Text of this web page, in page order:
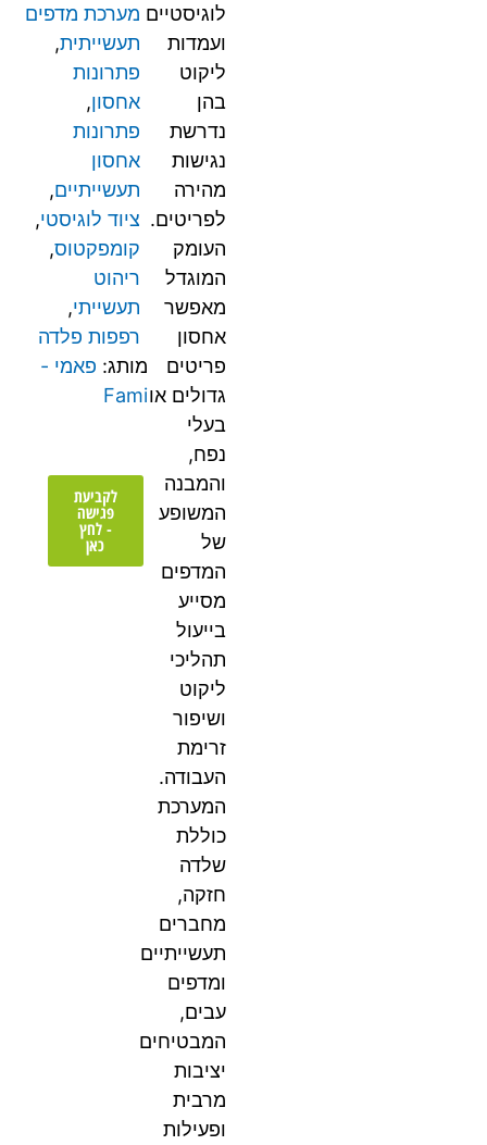
לוגיסטיים
ועמדות
ליקוט
בהן
נדרשת
נגישות
מהירה
לפריטים.
העומק
המוגדל
מאפשר
אחסון
פריטים
גדולים או
בעלי
נפח,
והמבנה
המשופע
של
המדפים
מסייע
בייעול
תהליכי
ליקוט
ושיפור
זרימת
העבודה.
המערכת
כוללת
שלדה
חזקה,
מחברים
תעשייתיים
ומדפים
עבים,
המבטיחים
יציבות
מרבית
ופעילות
לקביעת
פגישה
- לחץ
כאן
מערכת מדפים
תעשייתית,
פתרונות
אחסון,
פתרונות
אחסון
תעשייתיים,
ציוד לוגיסטי,
קומפקטוס,
ריהוט
תעשייתי,
רפפות פלדה
מותג: פאמי -
Fami